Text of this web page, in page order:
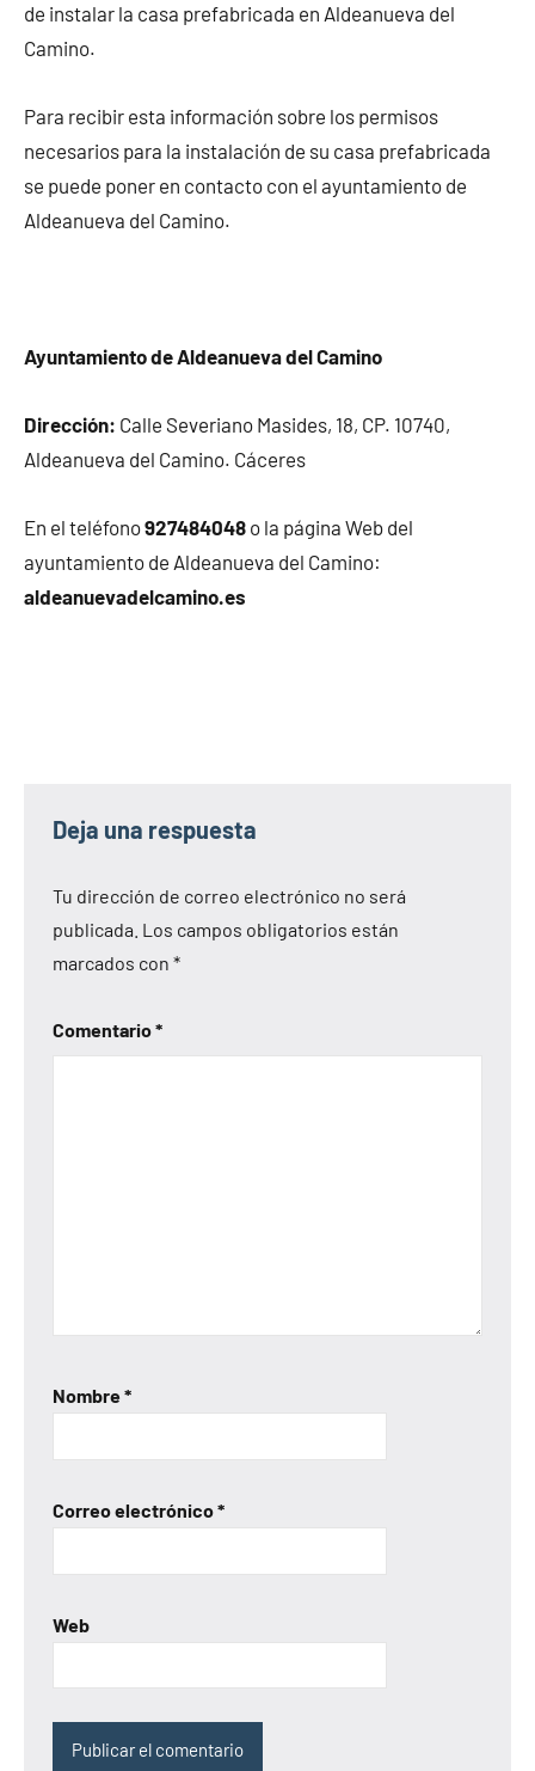
de instalar la casa prefabricada en Aldeanueva del
Camino.
Para recibir esta información sobre los permisos
necesarios para la instalación de su casa prefabricada
se puede poner en contacto con el ayuntamiento de
Aldeanueva del Camino.
Ayuntamiento de Aldeanueva del Camino
Dirección: Calle Severiano Masides, 18, CP. 10740,
Aldeanueva del Camino. Cáceres
En el teléfono927484048 o la página Web del
ayuntamiento de Aldeanueva del Camino:
aldeanuevadelcamino.es
Deja una respuesta
Tu dirección de correo electrónico no será
publicada. Los campos obligatorios están
marcados con *
Comentario*
Nombre*
Correo electrónico*
Web